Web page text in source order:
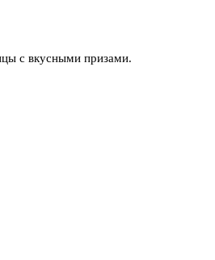
с вкусными призами.